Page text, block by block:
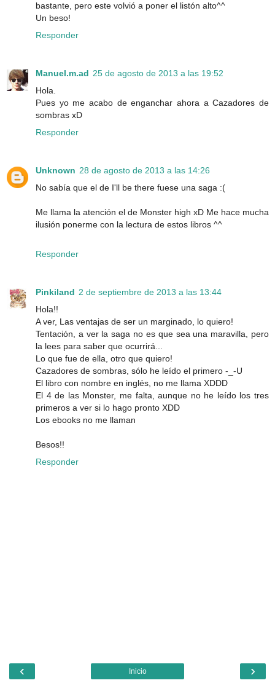
bastante, pero este volvió a poner el listón alto^^
Un beso!
Responder
Manuel.m.ad 25 de agosto de 2013 a las 19:52
Hola.
Pues yo me acabo de enganchar ahora a Cazadores de
sombras xD
Responder
Unknown 28 de agosto de 2013 a las 14:26
No sabía que el de I'll be there fuese una saga :(
Me llama la atención el de Monster high xD Me hace mucha
ilusión ponerme con la lectura de estos libros ^^
Responder
Pinkiland 2 de septiembre de 2013 a las 13:44
Hola!!
A ver, Las ventajas de ser un marginado, lo quiero!
Tentación, a ver la saga no es que sea una maravilla, pero
la lees para saber que ocurrirá...
Lo que fue de ella, otro que quiero!
Cazadores de sombras, sólo he leído el primero -_-U
El libro con nombre en inglés, no me llama XDDD
El 4 de las Monster, me falta, aunque no he leído los tres
primeros a ver si lo hago pronto XDD
Los ebooks no me llaman
Besos!!
Responder
‹ ›
Inicio